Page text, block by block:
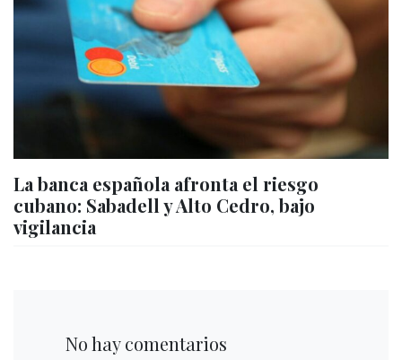
La banca española afronta el riesgo
cubano: Sabadell y Alto Cedro, bajo
vigilancia
No hay comentarios